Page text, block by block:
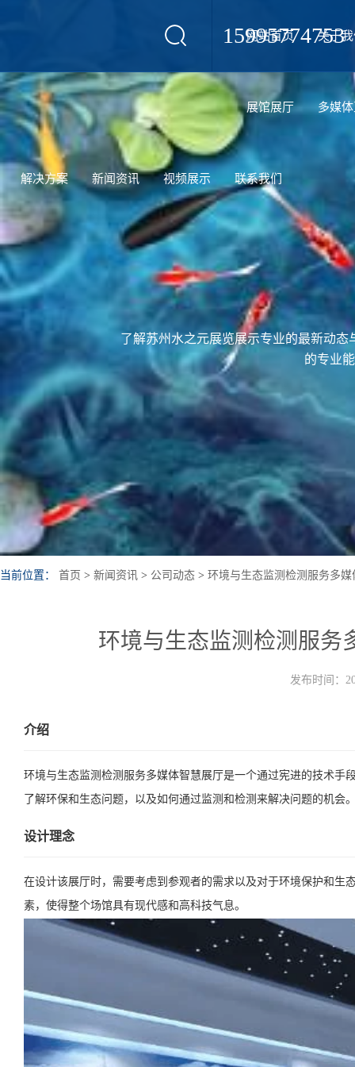
15995774753
网站首页 关于
展馆展厅 多媒
解决方案 新闻资讯 视频展示 联系我们
了解苏州水之元展览展示专业的最新动
的专业
当前位置： 首页 > 新闻资讯 > 公司动态 > 环境与生态监测检测服务多
环境与生态监测检测服务
发布时间：
介绍
环境与生态监测检测服务多媒体智慧展厅是一个通过宪进的技术
了解环保和生态问题，以及如何通过监测和检测来解决问题的机会
设计理念
在设计该展厅时，需要考虑到参观者的需求以及对于环境保护和
素，使得整个场馆具有现代感和高科技气息。